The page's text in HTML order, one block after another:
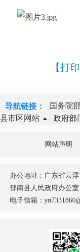
【打
导航链接： 国务院
县市区网站
政府部
网站声明
办公地址：广东省云
郁南县人民政府办公室
电子信箱：